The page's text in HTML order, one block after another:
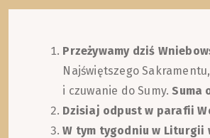
Przeżywamy dziś
Najświętszego
i czuwanie do Sumy.Suma
Dzisiaj odpust w parafii
W tym tygodniu w Liturgii